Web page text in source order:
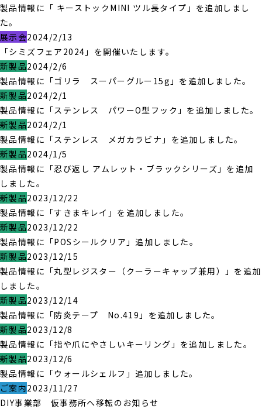
製品情報に「 キーストックMINI ツル長タイプ」を追加しまし
た。
展示会2024/2/13
「シミズフェア2024」を開催いたします。
新製品2024/2/6
製品情報に「ゴリラ スーパーグルー15g」を追加しました。
新製品2024/2/1
製品情報に「ステンレス パワーO型フック」を追加しました。
新製品2024/2/1
製品情報に「ステンレス メガカラビナ」を追加しました。
新製品2024/1/5
製品情報に「忍び返し アムレット・ブラックシリーズ」を追加
しました。
新製品2023/12/22
製品情報に「すきまキレイ」を追加しました。
新製品2023/12/22
製品情報に「POSシールクリア」追加しました。
新製品2023/12/15
製品情報に「丸型レジスター（クーラーキャップ兼用）」を追加
しました。
新製品2023/12/14
製品情報に「防炎テープ No.419」を追加しました。
新製品2023/12/8
製品情報に「指や爪にやさしいキーリング」を追加しました。
新製品2023/12/6
製品情報に「ウォールシェルフ」追加しました。
ご案内2023/11/27
DIY事業部 仮事務所へ移転のお知らせ